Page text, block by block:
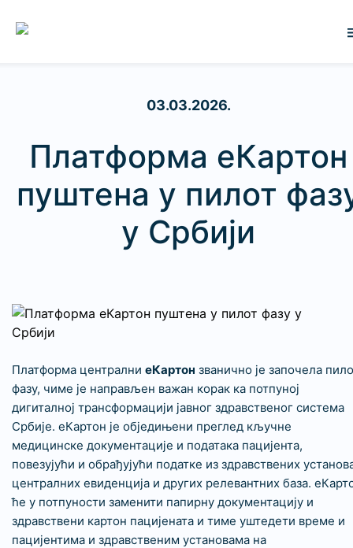
03.03.2026.
Платформа еКартон
пуштена у пилот
у Србији
Платформа централни еКартон званично је започела
фазу, чиме је направљен важан корак ка потпуној
дигиталној трансформацији јавног здравственог система
Србије. еКартон је обједињени преглед кључне
медицинске документације и података пацијента,
повезујући и обрађујући податке из здравствених
централних евиденција и других релевантних база.
ће у потпуности заменити папирну документацију и
здравствени картон пацијената и тиме уштедети време и
пацијентима и здравственим установама на